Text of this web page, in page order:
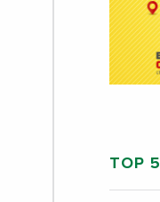
TOP 5